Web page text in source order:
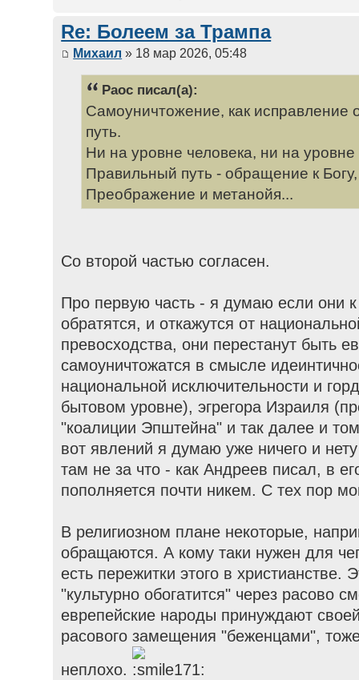
Re: Болеем за Трампа
Михаил » 18 мар 2026, 05:48
Раос писал(а):
Самоуничтожение, как исправление
путь.
Ни на уровне человека, ни на
Правильный путь - обращение к Богу,
Преображение и метанойя...
Со второй частью согласен.
Про первую часть - я думаю если они
обратятся, и откажутся от
превосходства, они перестанут быть
самоуничтожатся в смысле
национальной исключительности и
бытовом уровне), эгрегора Израиля
"коалиции Эпштейна" и так далее и
вот явлений я думаю уже ничего и
там не за что - как Андреев писал, в
пополняется почти никем. С тех пор
В религиозном плане некоторые,
обращаются. А кому таки нужен для
есть пережитки этого в христианстве.
"культурно обогатится" через расово
еврепейские народы принуждают
расового замещения "беженцами",
неплохо.